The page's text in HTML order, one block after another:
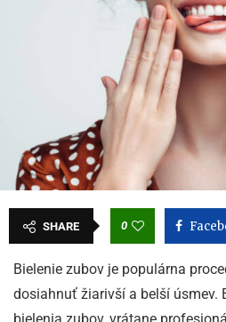
SHARE 0
Bielenie zubov je populárna
dosiahnuť žiarivší a belší úsmev.